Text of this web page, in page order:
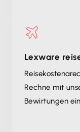
Lexware
Rechne mit
Bewirtungen